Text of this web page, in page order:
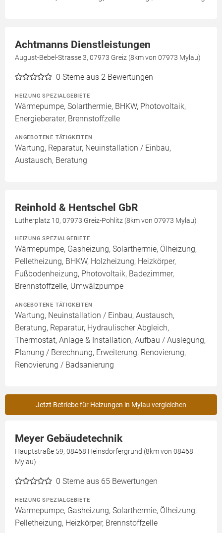
Achtmanns Dienstleistungen
August-Bebel-Strasse 3, 07973 Greiz (8km von 07973 Mylau)
0 Sterne aus 2 Bewertungen
HEIZUNG SPEZIALGEBIETE
Wärmepumpe, Solarthermie, BHKW, Photovoltaik,
Energieberater, Brennstoffzelle
ANGEBOTENE TÄTIGKEITEN
Wartung, Reparatur, Neuinstallation / Einbau,
Austausch, Beratung
Reinhold & Hentschel GbR
Lutherplatz 10, 07973 Greiz-Pohlitz (8km von 07973 Mylau)
HEIZUNG SPEZIALGEBIETE
Wärmepumpe, Gasheizung, Solarthermie, Ölheizung,
Pelletheizung, BHKW, Holzheizung, Heizkörper,
Fußbodenheizung, Photovoltaik, Badezimmer,
Brennstoffzelle, Umwälzpumpe
ANGEBOTENE TÄTIGKEITEN
Wartung, Neuinstallation / Einbau, Austausch,
Beratung, Reparatur, Hydraulischer Abgleich,
Thermostat, Anlage & Installation, Aufbau / Auslegung,
Planung / Berechnung, Erweiterung, Renovierung,
Renovierung / Badsanierung
Jetzt Betriebe für Heizungen in Mylau vergleichen
Meyer Gebäudetechnik
Hauptstraße 59, 08468 Heinsdorfergrund (8km von 08468
Mylau)
0 Sterne aus 65 Bewertungen
HEIZUNG SPEZIALGEBIETE
Wärmepumpe, Gasheizung, Solarthermie, Ölheizung,
Pelletheizung, Heizkörper, Brennstoffzelle